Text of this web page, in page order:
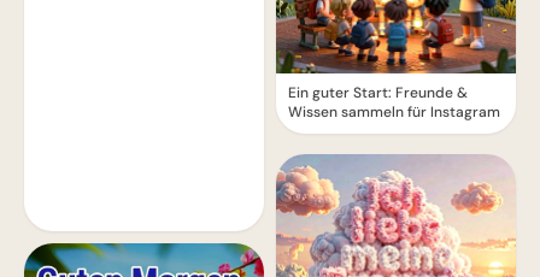
Ein guter Start: Freunde &
Wissen sammeln für Instagram